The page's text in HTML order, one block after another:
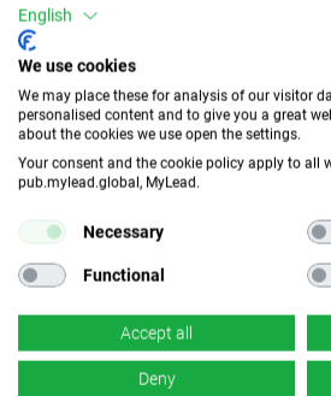
Mach mit und
perfekte
Werde einer der
wähle aus den
Kampagnen. Ja, du
gelesen – wir haben
davon.
English
We use cookies
We may place these for analysis of our visitor
personalised content and to give you a great
about the cookies we use open the settings.
Your consent and the cookie policy apply to all
pub.mylead.global, MyLead.
Necessary
Functional
Accept all
Deny